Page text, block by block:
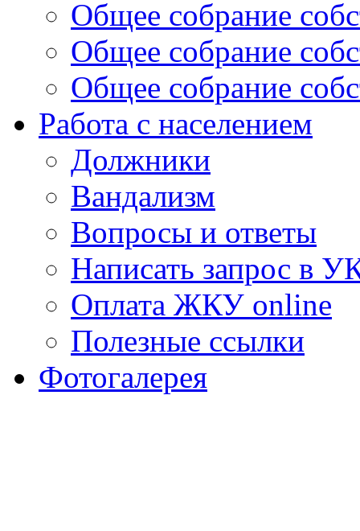
Общее собрание
Общее собрание
Общее собрание
Работа с населением
Должники
Вандализм
Вопросы и ответы
Написать запрос в
Оплата ЖКУ online
Полезные ссылки
Фотогалерея